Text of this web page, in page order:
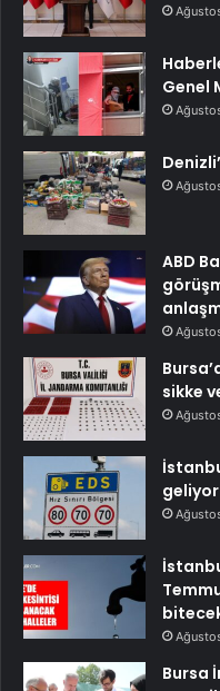
Genel
ABD
sikke
geliyor
Bursa